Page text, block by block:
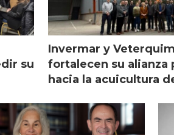
su
Invermar y
fortalecen su alianza
hacia la acuicultura